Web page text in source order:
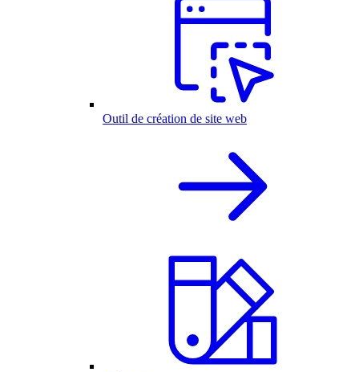
Outil de création de site web